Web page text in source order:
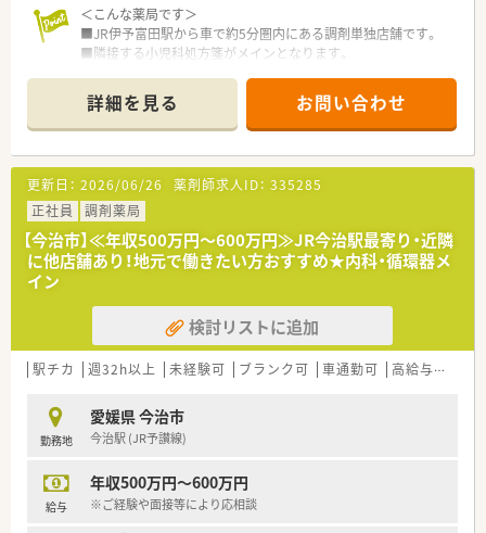
＜こんな薬局です＞
■JR伊予富田駅から車で約5分圏内にある調剤単独店舗です。
■隣接する小児科処方箋がメインとなります。
られており、その他小児向けのOTC商品なども複数取り揃えてお
ります。
■調剤室は広く清潔感があります。
■電子薬歴・Vマス分包機を導入しています
。
■薬剤師は常勤2名、事務2名体制です。
＜業務内容＞
■調剤・監査・服薬指導・薬歴管理など薬剤師業務全般をお願いし
ます。
■ご入職後は現場にてOJT研修を行います。
■環境の変化に応じ、ステージに合った研修を実施しておりま
実技研修では実際の業務さながらの体験とともに、幅広く薬剤
師の仕事を学び、仕事への理解を深めることが出来ます。
調剤薬局を併設している調剤併設型、「フジでのお買い物のつい
でにあのお薬や化粧品を・・・」というお客様の生活シーンに対応
詳細を見る お問い合わせ
更新日： 2026/06/26 薬剤師求人ID： 335285
正社員
調剤薬局
【今治市】≪年収500万円～600万円≫JR今治駅最寄り・近隣
に他店舗あり！地元で働きたい方おすすめ★内科・循環器メ
イン
検討リストに追加
駅チカ 週32h以上 未経験可 ブランク可 車通勤可 高給与(600万円以上)
勤務地
愛媛県 今治市
今治駅 (JR予讃線)
給与
年収500万円～600万円
※ご経験や面接等により応相談